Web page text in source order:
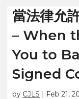
當法律允
– When
You to
Signed
by CJLS | Feb 21,